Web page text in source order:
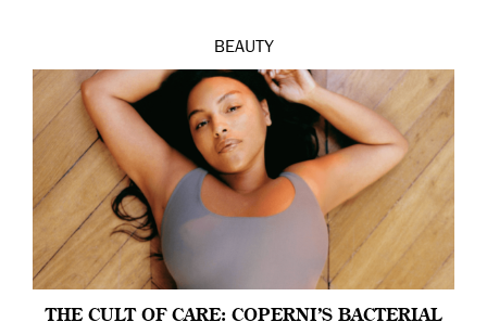
BEAUTY
THE CULT OF CARE: COPERNI’S BACTERIAL